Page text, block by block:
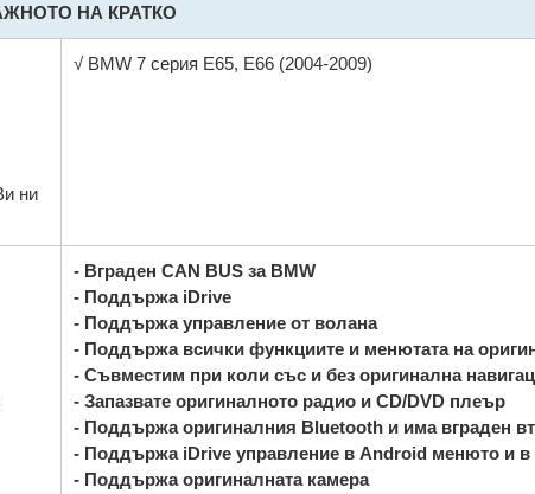
НА КРАТКО
ни
√ BMW 7 серия E65, E66 (2004-2009)
- Вграден CAN BUS за BMW
- Поддържа iDrive
- Поддържа управление от волана
- Поддържа всички функциите и менютата на
- Съвместим при коли със и без оригинална
- Запазвате оригиналното радио и CD/DVD плеър
- Поддържа оригиналния Bluetooth и има вграден
- Поддържа iDrive управление в Android менюто и в
- Поддържа оригиналната камера